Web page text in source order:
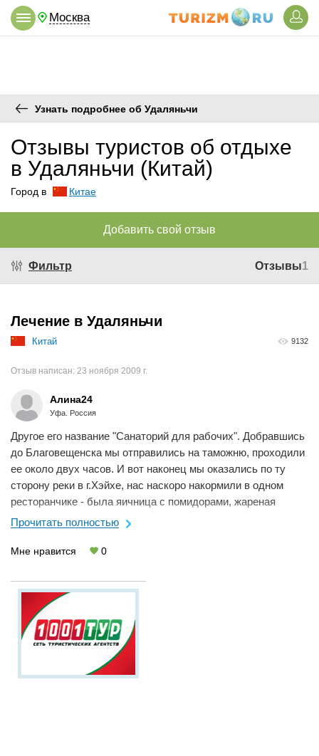
Москва
Узнать подробнее об Удаляньчи
Отзывы туристов об отдыхе
в Удаляньчи (Китай)
Город в Китае
Добавить свой отзыв
Фильтр Отзывы1
Лечение в Удаляньчи
Китай 9132
Отзыв написан: 23 ноября 2009 г.
Алина24
Уфа. Россия
Другое его название "Санаторий для рабочих". Добравшись
до Благовещенска мы отправились на таможню, проходили
ее около двух часов. И вот наконец мы оказались по ту
сторону реки в г.Хэйхе, нас наскоро накормили в одном
ресторанчике - была яичница с помидорами, жареная
картошка, пиво и сладкая газ....
Прочитать полностью
Мне нравится 0